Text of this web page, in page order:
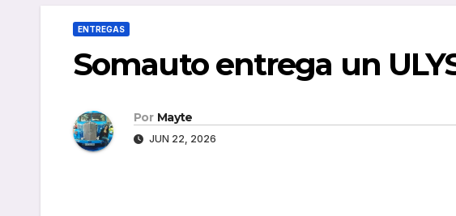
ENTREGAS
Somauto entrega un
Por Mayte
JUN 22, 2026